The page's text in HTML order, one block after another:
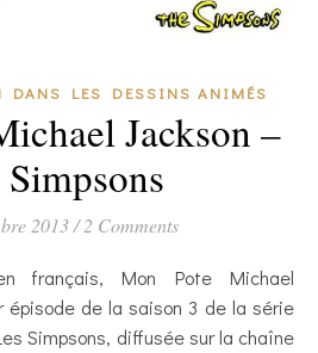
DANS LES DESSINS ANIMÉS
Jackson –
2013 / 2 Comments
épisode de la saison 3 de la série
Simpsons, diffusée sur la chaîne